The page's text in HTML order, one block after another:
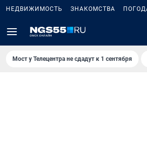
НЕДВИЖИМОСТЬ ЗНАКОМСТВА
Мост у Телецентра не сдадут к 1 сентября